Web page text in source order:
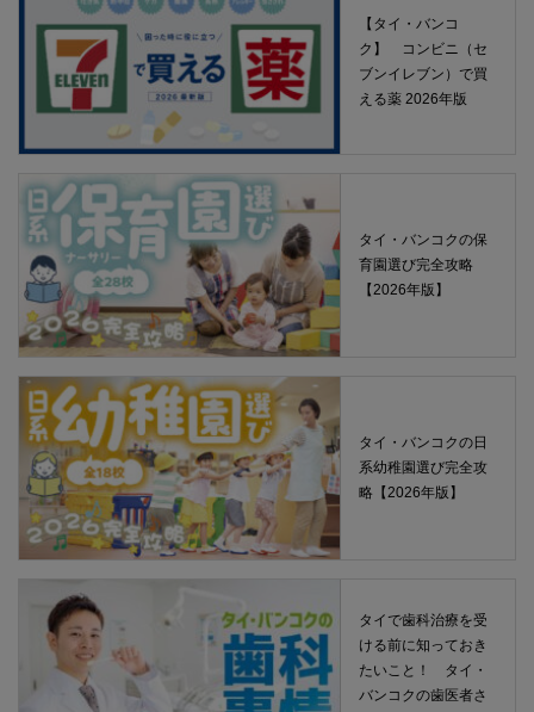
【タイ・バンコ
ク】 コンビニ（セ
ブンイレブン）で買
える薬 2026年版
タイ・バンコクの保
育園選び完全攻略
【2026年版】
タイ・バンコクの日
系幼稚園選び完全攻
略【2026年版】
タイで歯科治療を受
ける前に知っておき
たいこと！ タイ・
バンコクの歯医者さ